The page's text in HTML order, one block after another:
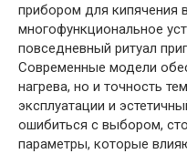
прибором для кипячения
многофункциональное
повседневный ритуал
Современные модели
нагрева, но и точность
эксплуатации и
ошибиться с выбором,
параметры, которые